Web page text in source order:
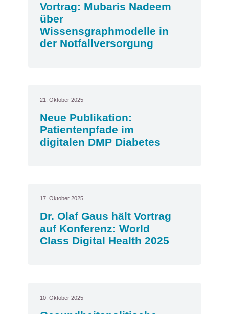
Vortrag: Mubaris Nadeem
über
Wissensgraphmodelle in
der Notfallversorgung
21. Oktober 2025
Neue Publikation:
Patientenpfade im
digitalen DMP Diabetes
17. Oktober 2025
Dr. Olaf Gaus hält Vortrag
auf Konferenz: World
Class Digital Health 2025
10. Oktober 2025